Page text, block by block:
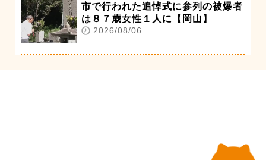
市で行われた追悼式に参列の被爆者
は８７歳女性１人に【岡山】
2026/08/06